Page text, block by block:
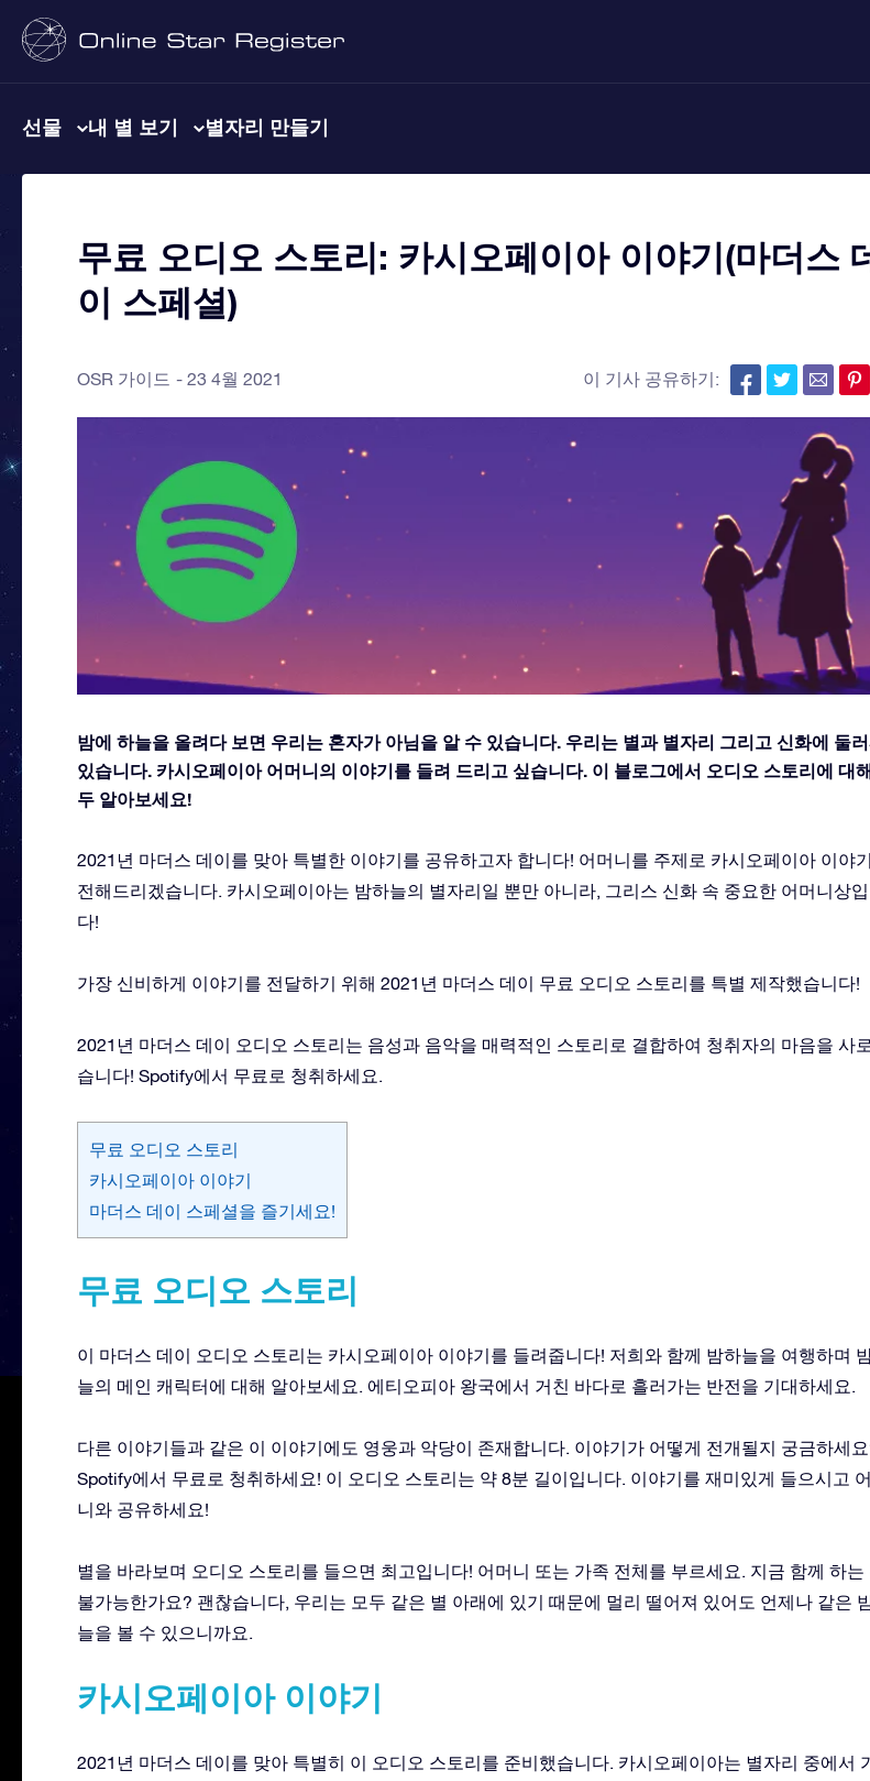
선물 내 별 보기 별자리 만들기
무료 오디오 스토리: 카시오페이아 이야기(마더스
이 스페셜)
OSR 가이드 23 4월 2021 이 기사 공유하기:
밤에 하늘을 올려다 보면 우리는 혼자가 아님을 알 수 있습니다. 우리는 별과 별자리 그리고 신화에 둘
있습니다. 카시오페이아 어머니의 이야기를 들려 드리고 싶습니다. 이 블로그에서 오디오 스토리에 대
두 알아보세요!
2021년 마더스 데이를 맞아 특별한 이야기를 공유하고자 합니다! 어머니를 주제로 카시오페이아 이야
전해드리겠습니다. 카시오페이아는 밤하늘의 별자리일 뿐만 아니라, 그리스 신화 속 중요한 어머니상
다!
가장 신비하게 이야기를 전달하기 위해 2021년 마더스 데이 무료 오디오 스토리를 특별 제작했습니다!
2021년 마더스 데이 오디오 스토리는 음성과 음악을 매력적인 스토리로 결합하여 청취자의 마음을 사
습니다! Spotify에서 무료로 청취하세요.
무료 오디오 스토리
카시오페이아 이야기
마더스 데이 스페셜을 즐기세요!
무료 오디오 스토리
이 마더스 데이 오디오 스토리는 카시오페이아 이야기를 들려줍니다! 저희와 함께 밤하늘을 여행하며
늘의 메인 캐릭터에 대해 알아보세요. 에티오피아 왕국에서 거친 바다로 흘러가는 반전을 기대하세요.
다른 이야기들과 같은 이 이야기에도 영웅과 악당이 존재합니다. 이야기가 어떻게 전개될지 궁금하세
Spotify에서 무료로 청취하세요! 이 오디오 스토리는 약 8분 길이입니다. 이야기를 재미있게 들으시고
니와 공유하세요!
별을 바라보며 오디오 스토리를 들으면 최고입니다! 어머니 또는 가족 전체를 부르세요. 지금 함께 하는
불가능한가요? 괜찮습니다, 우리는 모두 같은 별 아래에 있기 때문에 멀리 떨어져 있어도 언제나 같은
늘을 볼 수 있으니까요.
카시오페이아 이야기
2021년 마더스 데이를 맞아 특별히 이 오디오 스토리를 준비했습니다. 카시오페이아는 별자리 중에서